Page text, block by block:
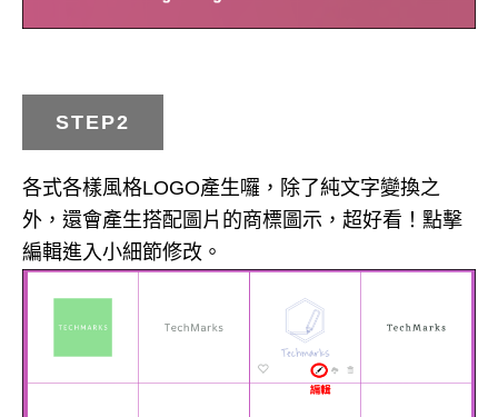
STEP2
各式各樣風格LOGO產生囉，除了純文字變換之
外，還會產生搭配圖片的商標圖示，超好看！點擊
編輯進入小細節修改。